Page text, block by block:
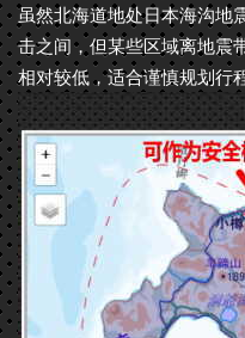
虽然北海道地处日本海沟地
击之间，但某些区域离地震
相对较低，适合谨慎规划行